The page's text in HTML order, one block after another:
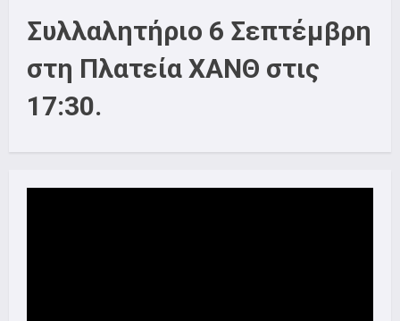
Συλλαλητήριο 6 Σεπτέμβρη
στη Πλατεία ΧΑΝΘ στις
17:30.